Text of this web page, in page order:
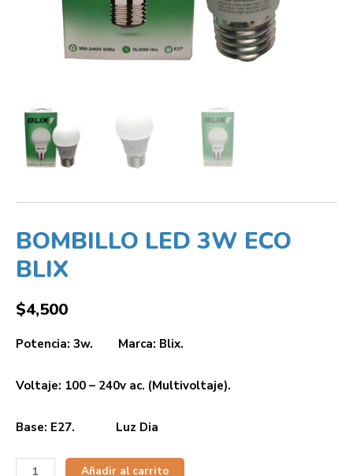
BOMBILLO LED 3W ECO
BLIX
$4,500
Potencia: 3w. Marca: Blix.
Voltaje: 100 – 240v ac. (Multivoltaje).
Base: E27. Luz Dia
Añadir al carrito